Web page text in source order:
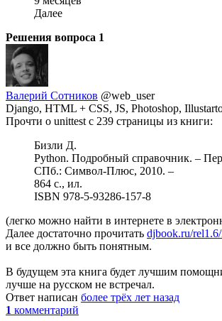
Далее
Решения вопроса 1
Валерий Сотников @web_user
Django, HTML + CSS, JS, Photoshop,
Прочти о unittest с 239 страницы из книги:
Бизли Д.
Python. Подробный справочник. –
СПб.: Символ-Плюс, 2010. –
864 с., ил.
ISBN 978-5-93286-157-8
(легко можно найти в интернете в
Далее достаточно прочитать djbook.ru/
и все должно быть понятным.
В будущем эта книга будет лучшим
лучше на русском не встречал.
Ответ написан более трёх лет назад
1 комментарий